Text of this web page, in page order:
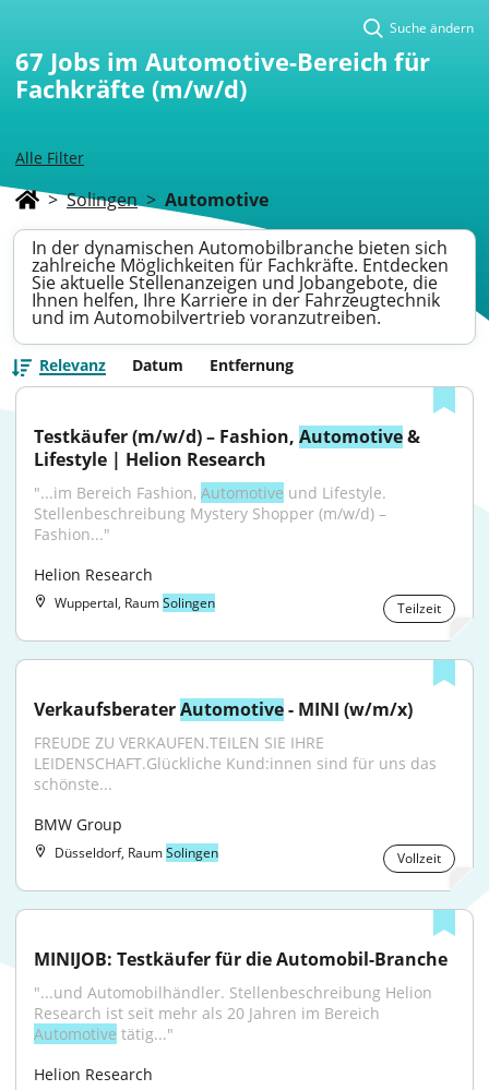
Alle Filter
Suche ändern
67 Jobs im Automotive-Bereich für
Fachkräfte (m/w/d)
> Solingen > Automotive
In der dynamischen Automobilbranche bieten sich
zahlreiche Möglichkeiten für Fachkräfte. Entdecken
Sie aktuelle Stellenanzeigen und Jobangebote, die
Ihnen helfen, Ihre Karriere in der Fahrzeugtechnik
und im Automobilvertrieb voranzutreiben.
Relevanz Datum Entfernung
Testkäufer (m/w/d) – Fashion, Automotive &
Lifestyle | Helion Research
"...im Bereich Fashion, Automotive und Lifestyle.
Stellenbeschreibung Mystery Shopper (m/w/d) –
Fashion..."
Helion Research
Wuppertal, RaumSolingen Teilzeit
Verkaufsberater Automotive - MINI (w/m/x)
FREUDE ZU VERKAUFEN.TEILEN SIE IHRE
LEIDENSCHAFT.Glückliche Kund:innen sind für uns das
schönste...
BMW Group
Düsseldorf, RaumSolingen Vollzeit
MINIJOB: Testkäufer für die Automobil-Branche
"...und Automobilhändler. Stellenbeschreibung Helion
Automotive tätig..."
Helion Research